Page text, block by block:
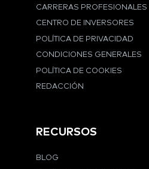
CARRERAS PROFESIONALES
CENTRO DE INVERSORES
POLÍTICA DE PRIVACIDAD
CONDICIONES GENERALES
POLÍTICA DE COOKIES
REDACCIÓN
RECURSOS
BLOG